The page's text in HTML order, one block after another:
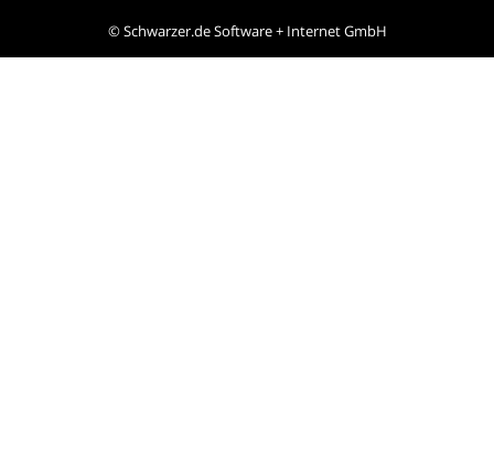
©Schwarzer.de Software + Internet GmbH